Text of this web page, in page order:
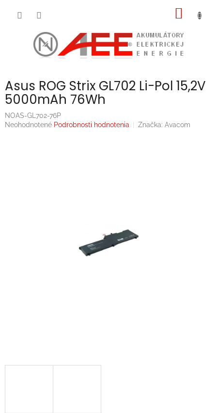
Asus ROG Strix GL702 Li-Pol 15,2V
5000mAh 76Wh
NOAS-GL702-76P
Priemerné
Neohodnotené Podrobnosti hodnotenia Značka: Avacom